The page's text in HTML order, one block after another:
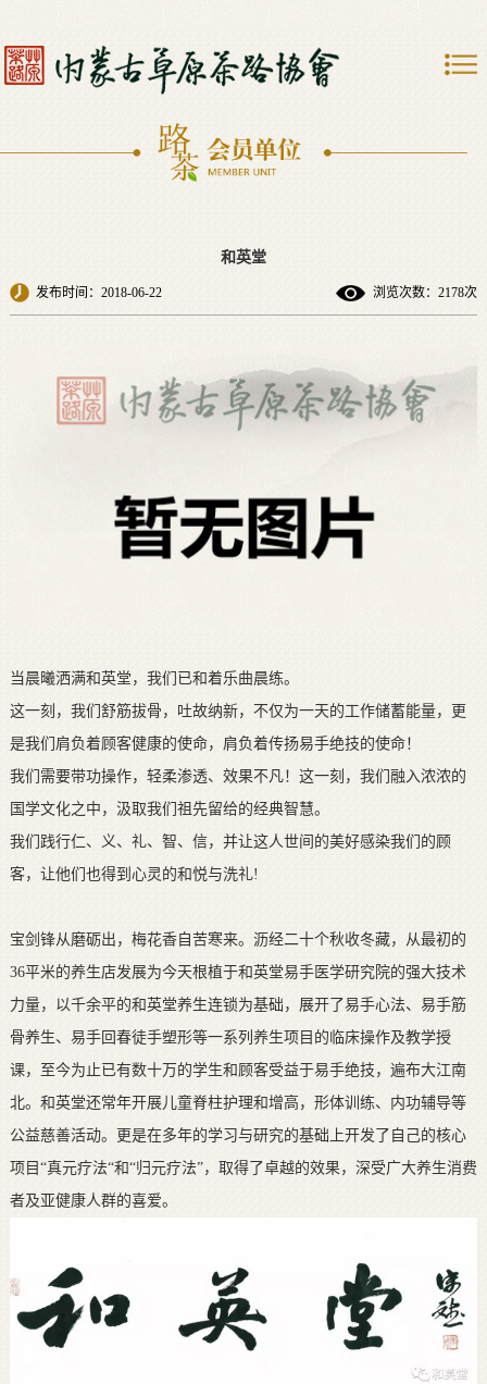
和英堂
发布时间：2018-06-22 浏览次数：2178次
当晨曦洒满和英堂，我们已和着乐曲晨练。
这一刻，我们舒筋拔骨，吐故纳新，不仅为一天的工作储蓄能量，更
是我们肩负着顾客健康的使命，肩负着传扬易手绝技的使命！
我们需要带功操作，轻柔渗透、效果不凡！这一刻，我们融入浓浓的
国学文化之中，汲取我们祖先留给的经典智慧。
我们践行仁、义、礼、智、信，并让这人世间的美好感染我们的顾
客，让他们也得到心灵的和悦与洗礼!
宝剑锋从磨砺出，梅花香自苦寒来。沥经二十个秋收冬藏，从最初的
36平米的养生店发展为今天根植于和英堂易手医学研究院的强大技术
力量，以千余平的和英堂养生连锁为基础，展开了易手心法、易手筋
骨养生、易手回春徒手塑形等一系列养生项目的临床操作及教学授
课，至今为止已有数十万的学生和顾客受益于易手绝技，遍布大江南
北。和英堂还常年开展儿童脊柱护理和增高，形体训练、内功辅导等
公益慈善活动。更是在多年的学习与研究的基础上开发了自己的核心
项目“真元疗法“和“归元疗法”，取得了卓越的效果，深受广大养生消费
者及亚健康人群的喜爱。